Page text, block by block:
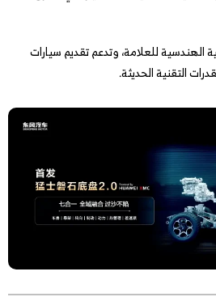
الهندسية للعلامة، وتدعم تقديم سيارات
التقنية الحديثة.